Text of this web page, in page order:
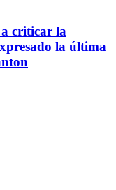
a criticar la
la última